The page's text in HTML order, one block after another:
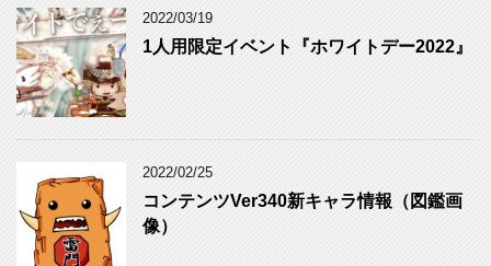
2022/03/19
1人用限定イベント『ホワイトデー2022』
2022/02/25
コンテンツVer340新キャラ情報（図鑑画
像）